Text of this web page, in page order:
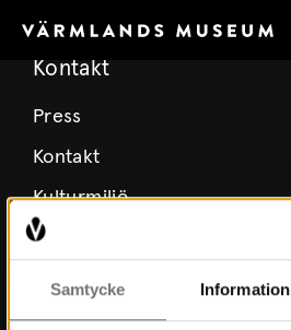
Samtycke Information
Kontakt
Press
Kontakt
Kulturmiljö
Stöd Värmlands Museum
Prenumerera på nyhetsbrev